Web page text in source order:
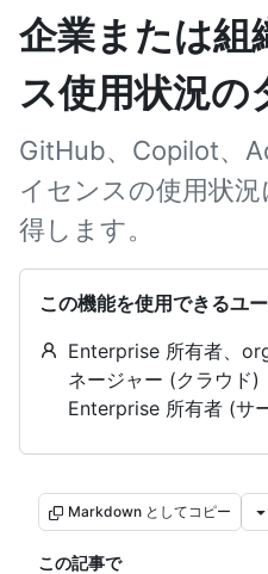
企業または組
ス使用状況の
GitHub、Copilot、
イセンスの使用状
得します。
この機能を使用できるユ
Enterprise 所有者、
ネージャー (クラウド)
Enterprise 所有者 (サ
Markdown としてコピー
この記事で